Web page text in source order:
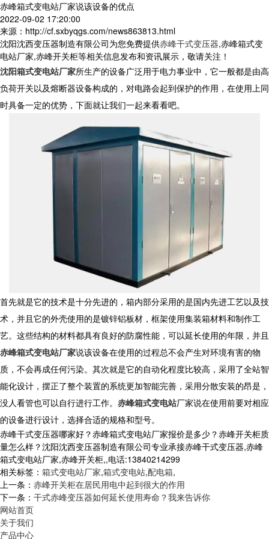
赤峰箱式变电站厂家说该设备的优点
2022-09-02 17:20:00
来源：http://cf.sxbyqgs.com/news863813.html
沈阳沈西变压器制造有限公司为您免费提供赤峰干式变压器,赤峰箱式变
电站厂家,赤峰开关柜等相关信息发布和资讯展示，敬请关注！
沈阳箱式变电站厂家所生产的设备广泛用于电力事业中，它一般都是由高
负荷开关以及熔断器设备构成的，对电路会起到保护的作用，在使用上同
时具备一定的优势，下面就让我们一起来看看吧。
首先就是它的技术是十分先进的，箱内部分采用的是国内先进工艺以及技
术，并且它的外壳使用的是镀锌铝板材，框架使用集装箱材料和制作工
艺。这些结构的材料都具有良好的防腐性能，可以延长使用的年限，并且
赤峰箱式变电站厂家说该设备在使用的过程总不会产生对环境有害的物
质，不会再成任何污染。其次就是它的自动化程度比较高，采用了全站智
能化设计，摆正了整个装置的系统更加智能完善，采用分散安装的昂是，
没人看管也可以自行进行工作。 赤峰箱式变电站厂家说在使用前要对相应
的设备进行设计，选择合适的规格和型号。
赤峰干式变压器哪家好？赤峰箱式变电站厂家报价是多少？赤峰开关柜质
量怎么样？沈阳沈西变压器制造有限公司专业承接赤峰干式变压器,赤峰
箱式变电站厂家,赤峰开关柜,,电话:13840214299
相关标签： 箱式变电站厂家,箱式变电站,配电箱,
上一条： 赤峰开关柜在居民用电中起到很大的作用
下一条： 干式赤峰变压器如何延长使用寿命？我来告诉你
网站首页
关于我们
产品中心